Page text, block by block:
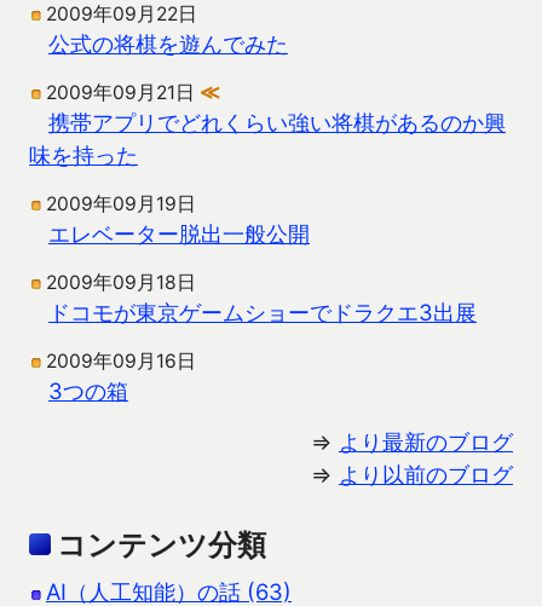
2009年09月22日
公式の将棋を遊んでみた
2009年09月21日 ≪
携帯アプリでどれくらい強い将棋があるのか興
味を持った
2009年09月19日
エレベーター脱出一般公開
2009年09月18日
ドコモが東京ゲームショーでドラクエ3出展
2009年09月16日
3つの箱
⇒ より最新のブログ
⇒ より以前のブログ
コンテンツ分類
AI（人工知能）の話 (63)